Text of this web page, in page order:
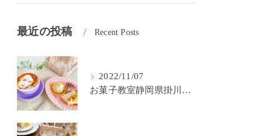
最近の投稿 Recent Posts
2022/11/07
お菓子教室静岡県掛川市lulu kitchen